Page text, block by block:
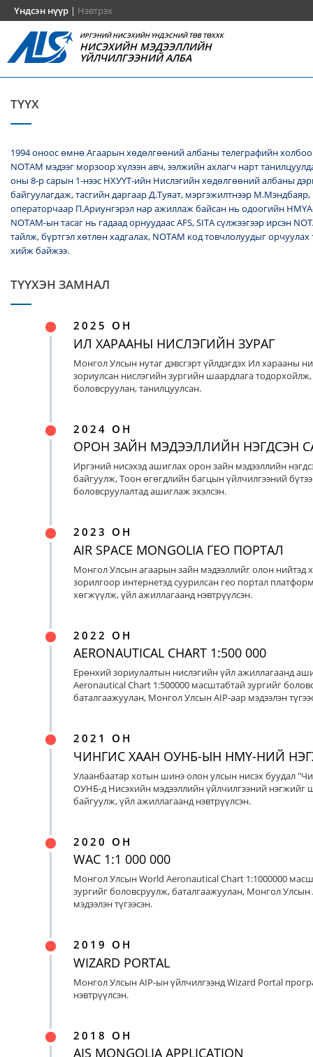
Үндсэн нүүр | Нэвтрэх
ИРГЭНИЙ НИСЭХИЙН ҮНДЭСНИЙ ТӨВ ТӨХХК
НИСЭХИЙН МЭДЭЭЛЛИЙН
ҮЙЛЧИЛГЭЭНИЙ АЛБА
ТҮҮХ
1994 оноос өмнө Агаарын хөдөлгөөний албаны телеграфийн
NОТАМ мэдээг морзоор хүлээн авч, ээлжийн ахлагч нарт
оны 8-р сарын 1-нээс НХУҮТ-ийн Нислэгийн хөдөлгөөний албаны
байгуулагдаж, тасгийн даргаар Д.Туяат, мэргэжилтнээр
операторчаар П.Ариунгэрэл нар ажиллаж байсан нь одоогийн
NOTAM-ын тасаг нь гадаад орнуудаас AFS, SITA сүлжээгээр ирсэн
тайлж, бүртгэл хөтлөн хадгалах, NОТАМ код товчлолуудыг
хийж байжээ.
ТҮҮХЭН ЗАМНАЛ
2025 ОН
ИЛ ХАРААНЫ НИСЛЭГИЙН ЗУРАГ
Монгол Улсын нутаг дэвсгэрт үйлдэгдэх Ил харааны
зориулсан нислэгийн зургийн шаардлага тодорхойлж,
боловсруулан, танилцуулсан.
2024 ОН
ОРОН ЗАЙН МЭДЭЭЛЛИЙН НЭГДСЭН
Иргэний нисэхэд ашиглах орон зайн мэдээллийн
байгуулж, Тоон өгөгдлийн багцын үйлчилгээний
боловсруулалтад ашиглаж эхэлсэн.
2023 ОН
AIR SPACE MONGOLIA ГЕО ПОРТАЛ
Монгол Улсын агаарын зайн мэдээллийг олон нийтэд
зорилгоор интернетэд суурилсан гео портал
хөгжүүлж, үйл ажиллагаанд нэвтрүүлсэн.
2022 ОН
AERONAUTICAL CHART 1:500 000
Ерөнхий зориулалтын нислэгийн үйл ажиллагаанд
Aeronautical Chart 1:500000 масштабтай зургийг
баталгаажуулан, Монгол Улсын AIP-аар мэдээлэн
2021 ОН
ЧИНГИС ХААН ОУНБ-ЫН НМҮ-НИЙ
Улаанбаатар хотын шинэ олон улсын нисэх буудал
ОУНБ-д Нисэхийн мэдээллийн үйлчилгээний нэгжийг
байгуулж, үйл ажиллагаанд нэвтрүүлсэн.
2020 ОН
WAC 1:1 000 000
Монгол Улсын World Aeronautical Chart 1:1000000
зургийг боловсруулж, баталгаажуулан, Монгол Улсын
мэдээлэн түгээсэн.
2019 ОН
WIZARD PORTAL
Монгол Улсын AIP-ын үйлчилгээнд Wizard Portal
нэвтрүүлсэн.
2018 ОН
AIS MONGOLIA APPLICATION